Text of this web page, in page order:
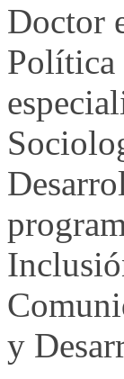
Doctor
Política
y